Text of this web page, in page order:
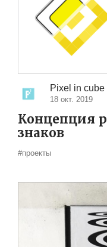
Pixel in cube
18 окт. 2019
Концепция
знаков
#проекты